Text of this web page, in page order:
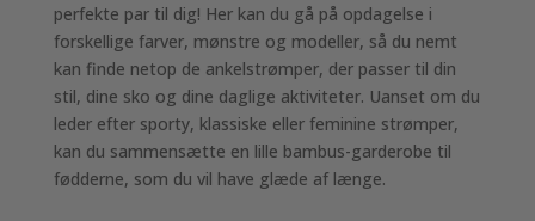
perfekte par til dig! Her kan du gå på opdagelse i
forskellige farver, mønstre og modeller, så du nemt
kan finde netop de ankelstrømper, der passer til din
stil, dine sko og dine daglige aktiviteter. Uanset om du
leder efter sporty, klassiske eller feminine strømper,
kan du sammensætte en lille bambus-garderobe til
fødderne, som du vil have glæde af længe.